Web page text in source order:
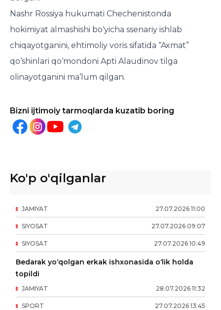
Nashr Rossiya hukumati Chechenistonda
hokimiyat almashishi bo‘yicha ssenariy ishlab
chiqayotganini, ehtimoliy voris sifatida “Axmat”
qo‘shinlari qo‘mondoni Apti Alaudinov tilga
olinayotganini ma’lum qilgan.
Bizni ijtimoiy tarmoqlarda kuzatib boring
Ko'p o'qilganlar
27.07.2026 11:00
JAMIYAT
27.07.2026 09:07
SIYOSAT
27.07.2026 10:49
SIYOSAT
Bedarak yo‘qolgan erkak ishxonasida o‘lik holda
topildi
28.07.2026 11:32
JAMIYAT
27.07.2026 13:45
SPORT